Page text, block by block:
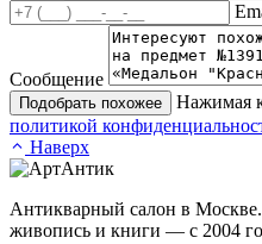
Сообщение
Подобрать похожее
Нажимая
политикой
Наверх
Антикварный салон в
живопись и книги — с 2004